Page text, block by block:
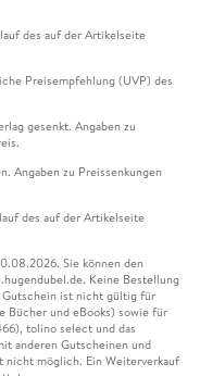
des auf der Artikelseite
Preisempfehlung (UVP) des
gesenkt. Angaben zu
Angaben zu Preissenkungen
des auf der Artikelseite
Sie können den
Keine Bestellung
ist nicht gültig für
Bücher und eBooks) sowie für
tolino select und das
anderen Gutscheinen und
nicht möglich. Ein Weiterverkauf